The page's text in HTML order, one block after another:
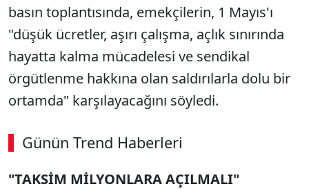
basın toplantısında, emekçilerin, 1 Mayıs'ı
"düşük ücretler, aşırı çalışma, açlık sınırında
hayatta kalma mücadelesi ve sendikal
örgütlenme hakkına olan saldırılarla dolu bir
ortamda" karşılayacağını söyledi.
Günün Trend Haberleri
00:02 / 09:15
"TAKSİM MİLYONLARA AÇILMALI"